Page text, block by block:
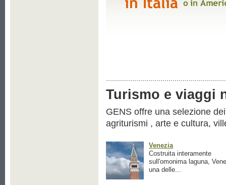
Turismo e viaggi
GENS offre una selezione
agriturismi , arte e cultura,
Venezia
Costruita interamente
sull'omonima laguna,
una delle...